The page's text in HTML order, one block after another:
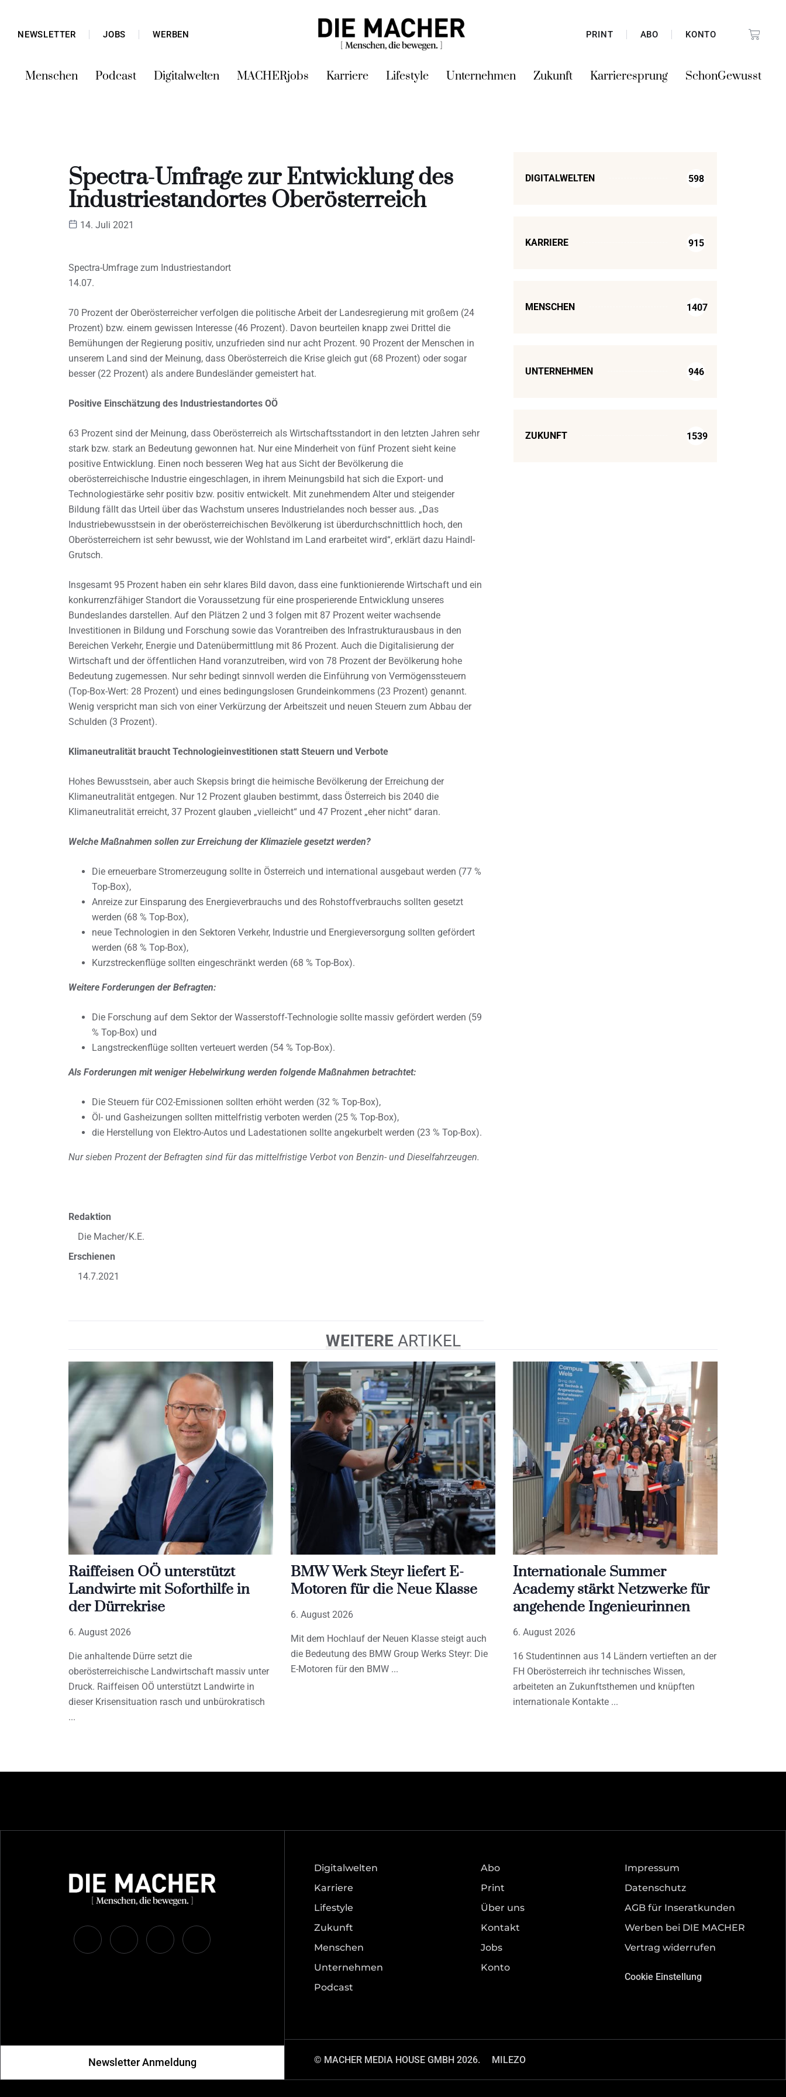
NEWSLETTER JOBS WERBEN PRINT ABO KONTO
Menschen Podcast Digitalwelten MACHERjobs Karriere Lifestyle Unternehmen Zukunft Karrieresprung SchonGewusst
Spectra-Umfrage zur Entwicklung des
Industriestandortes Oberösterreich
14. Juli 2021
Spectra-Umfrage zum Industriestandort
14.07.
70 Prozent der Oberösterreicher verfolgen die politische Arbeit der Landesregierung mit großem (24
Prozent) bzw. einem gewissen Interesse (46 Prozent). Davon beurteilen knapp zwei Drittel die
Bemühungen der Regierung positiv, unzufrieden sind nur acht Prozent. 90 Prozent der Menschen in
unserem Land sind der Meinung, dass Oberösterreich die Krise gleich gut (68 Prozent) oder sogar
besser (22 Prozent) als andere Bundesländer gemeistert hat.
Positive Einschätzung des Industriestandortes OÖ
63 Prozent sind der Meinung, dass Oberösterreich als Wirtschaftsstandort in den letzten Jahren sehr
stark bzw. stark an Bedeutung gewonnen hat. Nur eine Minderheit von fünf Prozent sieht keine
positive Entwicklung. Einen noch besseren Weg hat aus Sicht der Bevölkerung die
oberösterreichische Industrie eingeschlagen, in ihrem Meinungsbild hat sich die Export- und
Technologiestärke sehr positiv bzw. positiv entwickelt. Mit zunehmendem Alter und steigender
Bildung fällt das Urteil über das Wachstum unseres Industrielandes noch besser aus. „Das
Industriebewusstsein in der oberösterreichischen Bevölkerung ist überdurchschnittlich hoch, den
Oberösterreichern ist sehr bewusst, wie der Wohlstand im Land erarbeitet wird“, erklärt dazu Haindl-
Grutsch.
Insgesamt 95 Prozent haben ein sehr klares Bild davon, dass eine funktionierende Wirtschaft und ein
konkurrenzfähiger Standort die Voraussetzung für eine prosperierende Entwicklung unseres
Bundeslandes darstellen. Auf den Plätzen 2 und 3 folgen mit 87 Prozent weiter wachsende
Investitionen in Bildung und Forschung sowie das Vorantreiben des Infrastrukturausbaus in den
Bereichen Verkehr, Energie und Datenübermittlung mit 86 Prozent. Auch die Digitalisierung der
Wirtschaft und der öffentlichen Hand voranzutreiben, wird von 78 Prozent der Bevölkerung hohe
Bedeutung zugemessen. Nur sehr bedingt sinnvoll werden die Einführung von Vermögenssteuern
(Top-Box-Wert: 28 Prozent) und eines bedingungslosen Grundeinkommens (23 Prozent) genannt.
Wenig verspricht man sich von einer Verkürzung der Arbeitszeit und neuen Steuern zum Abbau der
Schulden (3 Prozent).
Klimaneutralität braucht Technologieinvestitionen statt Steuern und Verbote
Hohes Bewusstsein, aber auch Skepsis bringt die heimische Bevölkerung der Erreichung der
Klimaneutralität entgegen. Nur 12 Prozent glauben bestimmt, dass Österreich bis 2040 die
Klimaneutralität erreicht, 37 Prozent glauben „vielleicht“ und 47 Prozent „eher nicht“ daran.
Welche Maßnahmen sollen zur Erreichung der Klimaziele gesetzt werden?
Die erneuerbare Stromerzeugung sollte in Österreich und international ausgebaut werden (77 %
Top-Box),
Anreize zur Einsparung des Energieverbrauchs und des Rohstoffverbrauchs sollten gesetzt
werden (68 % Top-Box),
neue Technologien in den Sektoren Verkehr, Industrie und Energieversorgung sollten gefördert
werden (68 % Top-Box),
Kurzstreckenflüge sollten eingeschränkt werden (68 % Top-Box).
Weitere Forderungen der Befragten:
Die Forschung auf dem Sektor der Wasserstoff-Technologie sollte massiv gefördert werden (59
% Top-Box) und
Langstreckenflüge sollten verteuert werden (54 % Top-Box).
Als Forderungen mit weniger Hebelwirkung werden folgende Maßnahmen betrachtet:
Die Steuern für CO2-Emissionen sollten erhöht werden (32 % Top-Box),
Öl- und Gasheizungen sollten mittelfristig verboten werden (25 % Top-Box),
die Herstellung von Elektro-Autos und Ladestationen sollte angekurbelt werden (23 % Top-Box).
Nur sieben Prozent der Befragten sind für das mittelfristige Verbot von Benzin- und Dieselfahrzeugen.
Redaktion
Die Macher/K.E.
Erschienen
14.7.2021
DIGITALWELTEN 598
KARRIERE 915
MENSCHEN 1407
UNTERNEHMEN 946
ZUKUNFT 1539
WEITERE ARTIKEL
Raiffeisen OÖ unterstützt
Landwirte mit Soforthilfe in
der Dürrekrise
6. August 2026
Die anhaltende Dürre setzt die
oberösterreichische Landwirtschaft massiv unter
Druck. Raiffeisen OÖ unterstützt Landwirte in
dieser Krisensituation rasch und unbürokratisch
BMW Werk Steyr liefert E-
Motoren für die Neue Klasse
6. August 2026
Mit dem Hochlauf der Neuen Klasse steigt auch
die Bedeutung des BMW Group Werks Steyr: Die
E-Motoren für den BMW
Internationale Summer
Academy stärkt Netzwerke für
angehende Ingenieurinnen
6. August 2026
16 Studentinnen aus 14 Ländern vertieften an der
FH Oberösterreich ihr technisches Wissen,
arbeiteten an Zukunftsthemen und knüpften
internationale Kontakte
Newsletter Anmeldung
Digitalwelten
Karriere
Lifestyle
Zukunft
Menschen
Unternehmen
Podcast
Abo
Print
Über uns
Kontakt
Jobs
Konto
Impressum
Datenschutz
AGB für Inseratkunden
Werben bei DIE MACHER
Vertrag widerrufen
Cookie Einstellung
© MACHER MEDIA HOUSE GMBH 2026. MILEZO